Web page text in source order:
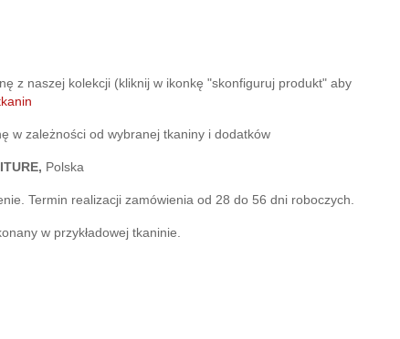
z naszej kolekcji (kliknij w ikonkę "skonfiguruj produkt" aby
w zależności od wybranej tkaniny i dodatków
Polska
Termin realizacji zamówienia od 28 do 56 dni roboczych.
w przykładowej tkaninie.